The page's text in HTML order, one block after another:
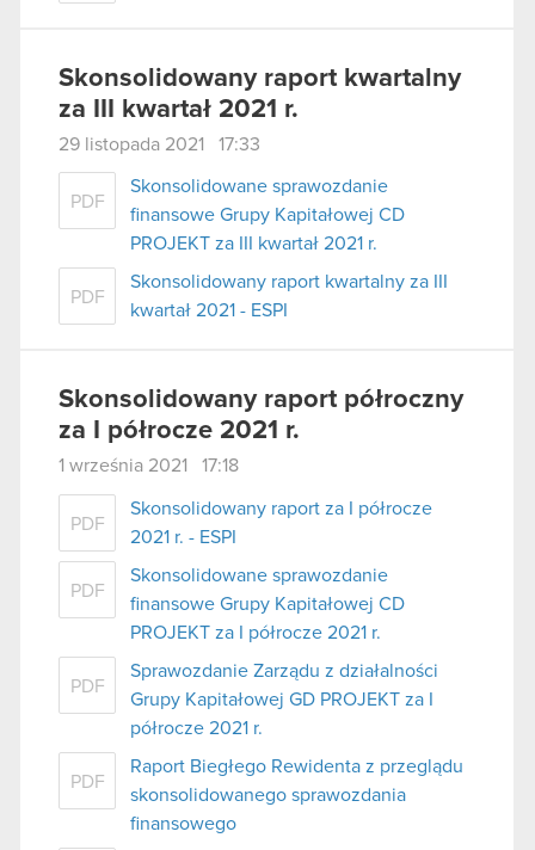
Skonsolidowany raport kwartalny
za III kwartał 2021 r.
29 listopada 2021 17:33
PDF
Skonsolidowane sprawozdanie
finansowe Grupy Kapitałowej CD
PROJEKT za III kwartał 2021 r.
PDF
Skonsolidowany raport kwartalny za III
kwartał 2021 - ESPI
Skonsolidowany raport półroczny
za I półrocze 2021 r.
1 września 2021 17:18
PDF
Skonsolidowany raport za I półrocze
2021 r. - ESPI
PDF
Skonsolidowane sprawozdanie
finansowe Grupy Kapitałowej CD
PROJEKT za I półrocze 2021 r.
PDF
Sprawozdanie Zarządu z działalności
Grupy Kapitałowej GD PROJEKT za I
półrocze 2021 r.
PDF
Raport Biegłego Rewidenta z przeglądu
skonsolidowanego sprawozdania
finansowego